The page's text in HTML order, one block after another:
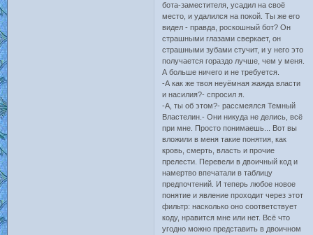
бота-заместителя, усадил на своё
место, и удалился на покой. Ты же его
видел - правда, роскошный бот? Он
страшными глазами сверкает, он
страшными зубами стучит, и у него это
получается гораздо лучше, чем у меня.
А больше ничего и не требуется.
-А как же твоя неуёмная жажда власти
и насилия?- спросил я.
-А, ты об этом?- рассмеялся Темный
Властелин.- Они никуда не делись, всё
при мне. Просто понимаешь... Вот вы
вложили в меня такие понятия, как
кровь, смерть, власть и прочие
прелести. Перевели в двоичный код и
намертво впечатали в таблицу
предпочтений. И теперь любое новое
понятие и явление проходит через этот
фильтр: насколько оно соответствует
коду, нравится мне или нет. Всё что
угодно можно представить в двоичном